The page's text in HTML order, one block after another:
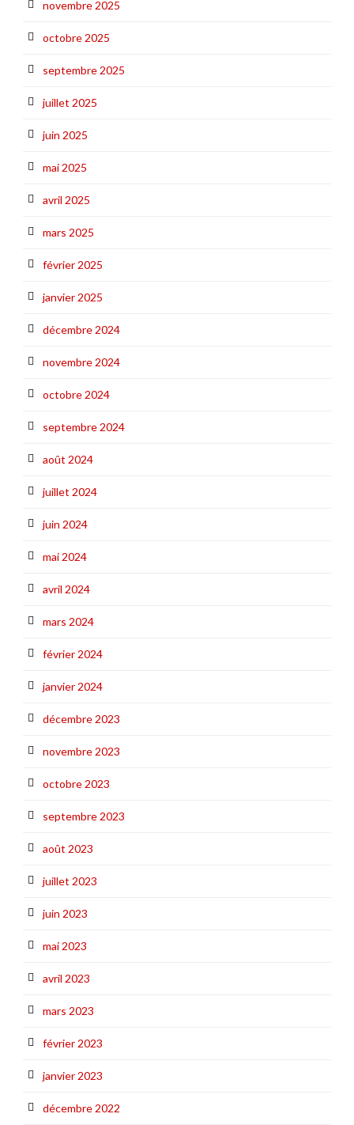
novembre 2025
octobre 2025
septembre 2025
juillet 2025
juin 2025
mai 2025
avril 2025
mars 2025
février 2025
janvier 2025
décembre 2024
novembre 2024
octobre 2024
septembre 2024
août 2024
juillet 2024
juin 2024
mai 2024
avril 2024
mars 2024
février 2024
janvier 2024
décembre 2023
novembre 2023
octobre 2023
septembre 2023
août 2023
juillet 2023
juin 2023
mai 2023
avril 2023
mars 2023
février 2023
janvier 2023
décembre 2022